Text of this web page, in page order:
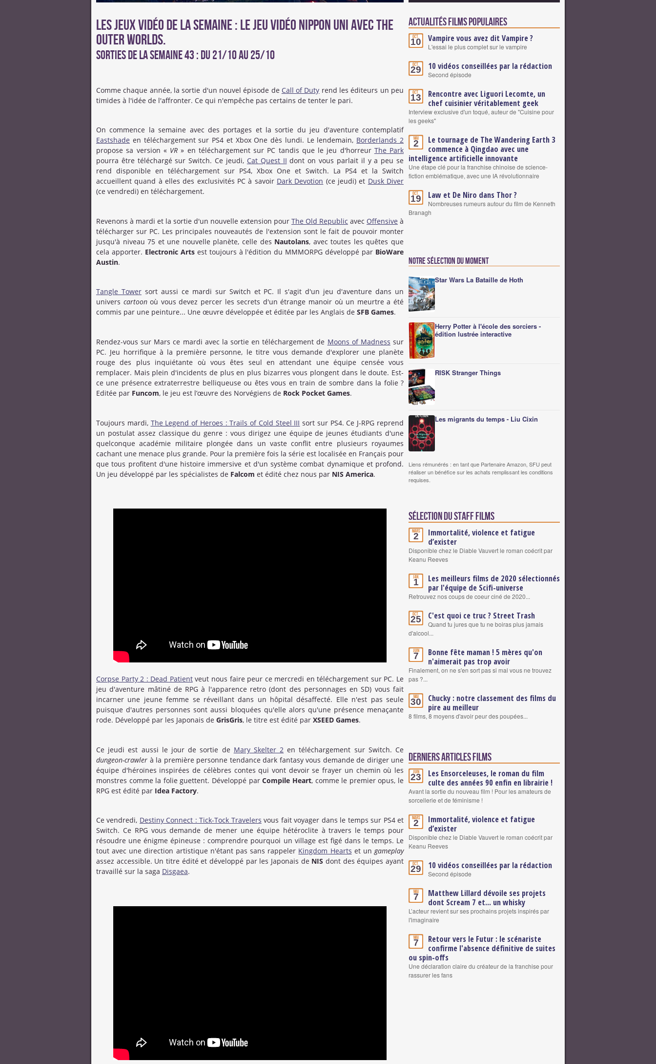
Les Jeux Vidéo de la Semaine : Le jeu vidéo nippon uni avec The
Outer Worlds.
Sorties de la semaine 43 : du 21/10 au 25/10
Comme chaque année, la sortie d'un nouvel épisode de Call of Duty rend les éditeurs un peu
timides à l'idée de l'affronter. Ce qui n'empêche pas certains de tenter le pari.
On commence la semaine avec des portages et la sortie du jeu d'aventure contemplatif
Eastshade en téléchargement sur PS4 et Xbox One dès lundi. Le lendemain, Borderlands 2
propose sa version « VR » en téléchargement sur PC tandis que le jeu d'horreur The Park
pourra être téléchargé sur Switch. Ce jeudi, Cat Quest II dont on vous parlait il y a peu se
rend disponible en téléchargement sur PS4, Xbox One et Switch. La PS4 et la Switch
accueillent quand à elles des exclusivités PC à savoir Dark Devotion (ce jeudi) et Dusk Diver
(ce vendredi) en téléchargement.
Revenons à mardi et la sortie d'un nouvelle extension pour The Old Republic avec Offensive à
télécharger sur PC. Les principales nouveautés de l'extension sont le fait de pouvoir monter
jusqu'à niveau 75 et une nouvelle planète, celle des Nautolans, avec toutes les quêtes que
cela apporter. Electronic Artsest toujours à l'édition du MMMORPG développé par BioWare
Austin.
Tangle Towersort aussi ce mardi sur Switch et PC. Il s'agit d'un jeu d'aventure dans un
univers cartoonoù vous devez percer les secrets d'un étrange manoir où un meurtre a été
commis par une peinture... Une œuvre développée et éditée par les Anglais de SFB Games.
Rendez-vous sur Mars ce mardi avec la sortie en téléchargement de Moons of Madness sur
PC. Jeu horrifique à la première personne, le titre vous demande d'explorer une planète
rouge des plus inquiétante où vous êtes seul en attendant une équipe censée vous
remplacer. Mais plein d'incidents de plus en plus bizarres vous plongent dans le doute. Est-
ce une présence extraterrestre belliqueuse ou êtes vous en train de sombre dans la folie ?
Editée par Funcom, le jeu est l’œuvre des Norvégiens de Rock Pocket Games.
Toujours mardi, The Legend of Heroes : Trails of Cold Steel III sort sur PS4. Ce J-RPG reprend
un postulat assez classique du genre : vous dirigez une équipe de jeunes étudiants d'une
quelconque académie militaire plongée dans un vaste conflit entre plusieurs royaumes
cachant une menace plus grande. Pour la première fois la série est localisée en Français pour
que tous profitent d'une histoire immersive et d'un système combat dynamique et profond.
Un jeu développé par les spécialistes de Falcom et édité chez nous par NIS America.
Corpse Party 2 : Dead Patientveut nous faire peur ce mercredi en téléchargement sur PC. Le
jeu d'aventure mâtiné de RPG à l'apparence retro (dont des personnages en SD) vous fait
incarner une jeune femme se réveillant dans un hôpital désaffecté. Elle n'est pas seule
puisque d'autres personnes sont aussi bloquées qu'elle alors qu'une présence menaçante
rode. Développé par les Japonais de GrisGris, le titre est édité par XSEED Games.
Ce jeudi est aussi le jour de sortie de Mary Skelter 2 en téléchargement sur Switch. Ce
dungeon-crawler à la première personne tendance dark fantasy vous demande de diriger une
équipe d'héroïnes inspirées de célèbres contes qui vont devoir se frayer un chemin où les
monstres comme la folie guettent. Développé parCompile Heart, comme le premier opus, le
RPG est édité par Idea Factory.
Ce vendredi, Destiny Connect : Tick-Tock Travelers vous fait voyager dans le temps sur PS4 et
Switch. Ce RPG vous demande de mener une équipe hétéroclite à travers le temps pour
résoudre une énigme épineuse : comprendre pourquoi un village est figé dans le temps. Le
tout avec une direction artistique n'étant pas sans rappeler Kingdom Hearts et ungameplay
assez accessible. Un titre édité et développé par les Japonais de NIS dont des équipes ayant
travaillé sur la saga Disgaea.
Actualités Films populaires
Oct.
10 Vampire vous avez dit Vampire ?
L'essai le plus complet sur le vampire
Oct.
29 10 vidéos conseillées par la rédaction
Second épisode
Oct.
13
Rencontre avec Liguori Lecomte, un
chef cuisinier véritablement geek
Interview exclusive d'un toqué, auteur de "Cuisine pour
les geeks"
Mai
2
Le tournage de The Wandering Earth 3
commence à Qingdao avec une
intelligence artificielle innovante
Une étape clé pour la franchise chinoise de science-
fiction emblématique, avec une IA révolutionnaire
Oct.
19 Law et De Niro dans Thor ?
Nombreuses rumeurs autour du film de Kenneth
Branagh
Notre sélection du moment
Star Wars La Bataille de Hoth
Herry Potter à l'école des sorciers -
édition lustrée interactive
RISK Stranger Things
Les migrants du temps - Liu Cixin
Liens rémunérés : en tant que Partenaire Amazon, SFU peut
réaliser un bénéfice sur les achats remplissant les conditions
requises.
Sélection du staff Films
Mars
2
Immortalité, violence et fatigue
d’exister
Disponible chez le Diable Vauvert le roman coécrit par
Keanu Reeves
Jan.
1
Les meilleurs films de 2020 sélectionnés
par l'équipe de Scifi-universe
Retrouvez nos coups de coeur ciné de 2020...
Oct.
25 C'est quoi ce truc ? Street Trash
Quand tu jures que tu ne boiras plus jamais
d'alcool...
Juin
7
Bonne fête maman ! 5 mères qu'on
n'aimerait pas trop avoir
Finalement, on ne s'en sort pas si mal vous ne trouvez
pas ?...
Mai
30
Chucky : notre classement des films du
pire au meilleur
8 films, 8 moyens d'avoir peur des poupées...
Derniers articles Films
Juin
23
Les Ensorceleuses, le roman du film
culte des années 90 enfin en librairie !
Avant la sortie du nouveau film ! Pour les amateurs de
sorcellerie et de féminisme !
Mars
2
Immortalité, violence et fatigue
d’exister
Disponible chez le Diable Vauvert le roman coécrit par
Keanu Reeves
Oct.
29 10 vidéos conseillées par la rédaction
Second épisode
Mai
7
Matthew Lillard dévoile ses projets
dont Scream 7 et... un whisky
L’acteur revient sur ses prochains projets inspirés par
l'imaginaire
Mai
7
Retour vers le Futur : le scénariste
confirme l'absence définitive de suites
ou spin-offs
Une déclaration claire du créateur de la franchise pour
rassurer les fans